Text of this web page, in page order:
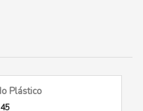
Plástico